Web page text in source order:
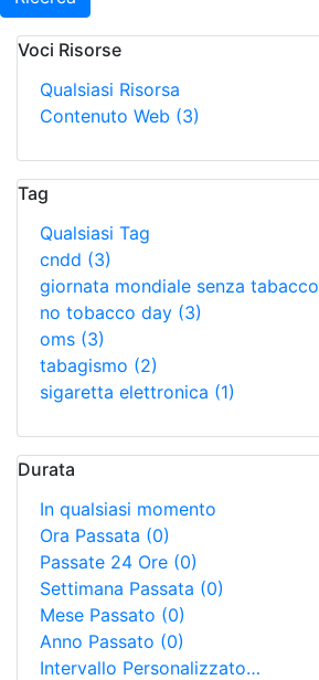
Voci Risorse
Qualsiasi Risorsa
Contenuto Web (3)
Tag
Qualsiasi Tag
cndd (3)
giornata mondiale senza tabacco
no tobacco day (3)
oms (3)
tabagismo (2)
sigaretta elettronica (1)
Durata
In qualsiasi momento
Ora Passata (0)
Passate 24 Ore (0)
Settimana Passata (0)
Mese Passato (0)
Anno Passato (0)
Intervallo Personalizzato…